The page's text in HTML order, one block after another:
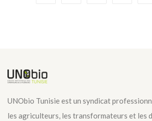
UNObio Tunisie est un syndicat
les agriculteurs, les transformateurs et les